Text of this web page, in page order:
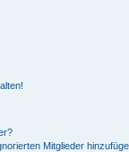
Mitglieder